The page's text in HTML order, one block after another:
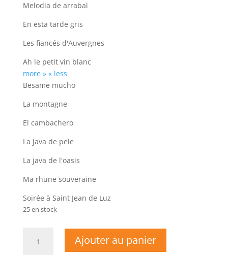
Melodia de arrabal
En esta tarde gris
Les fiancés d'Auvergnes
Ah le petit vin blanc
more » « less
Besame mucho
La montagne
El cambachero
La java de pele
La java de l'oasis
Ma rhune souveraine
Soirée à Saint Jean de Luz
25 en stock
Ajouter au panier